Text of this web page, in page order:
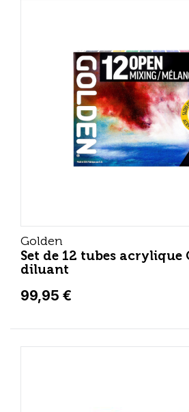
Golden
Set de 12 tubes acrylique
diluant
99,95 €